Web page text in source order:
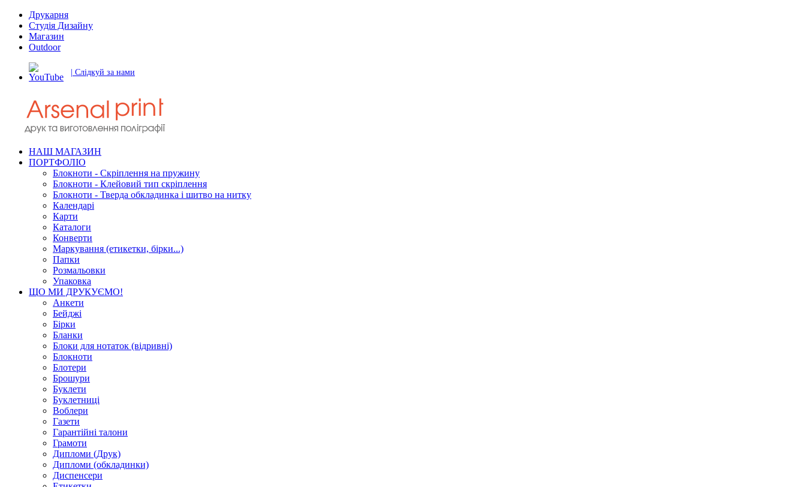
Друкарня
Студія Дизайну
Магазин
Outdoor
| Слідкуй за нами
НАШ МАГАЗИН
ПОРТФОЛІО
Блокноти - Скріплення на пружину
Блокноти - Клейовий тип скріплення
Блокноти - Тверда обкладинка і шитво на нитку
Календарі
Карти
Каталоги
Конверти
Маркування (етикетки, бірки...)
Папки
Розмальовки
Упаковка
ЩО МИ ДРУКУЄМО!
Анкети
Бейджі
Бірки
Бланки
Блоки для нотаток (відривні)
Блокноти
Блотери
Брошури
Буклети
Буклетниці
Воблери
Газети
Гарантійні талони
Грамоти
Дипломи (Друк)
Дипломи (обкладинки)
Диспенсери